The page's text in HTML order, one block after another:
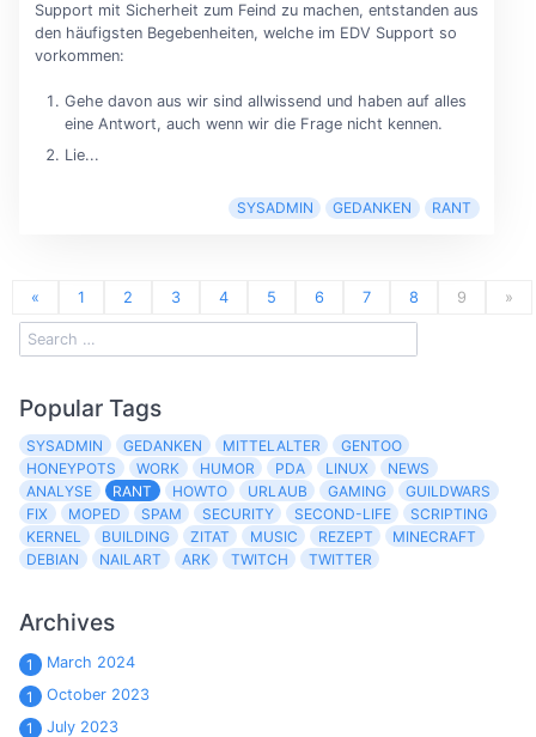
Support mit Sicherheit zum Feind zu machen, entstanden aus
den häufigsten Begebenheiten, welche im EDV Support so
vorkommen:
Gehe davon aus wir sind allwissend und haben auf alles
eine Antwort, auch wenn wir die Frage nicht kennen.
Lie...
SYSADMIN GEDANKEN RANT
« 1 2 3 4 5 6 7 8 9 »
Popular Tags
SYSADMIN GEDANKEN MITTELALTER
GENTOO
HONEYPOTS
WORK HUMOR PDA LINUX
NEWS
ANALYSE
RANT HOWTO URLAUB GAMING
GUILDWARS
FIX
MOPED SPAM SECURITY SECOND-LIFE
SCRIPTING
KERNEL
BUILDING ZITAT MUSIC REZEPT
MINECRAFT
DEBIAN
NAILART ARK TWITCH TWITTER
Archives
1
March 2024
1
October 2023
1
July 2023